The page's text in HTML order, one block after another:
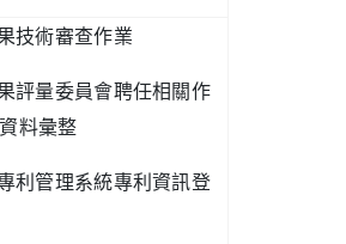
技術審查作業
評量委員會聘任相關作
料彙整
利管理系統專利資訊登